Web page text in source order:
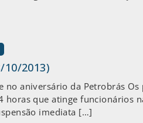
10/2013)
no aniversário da Petrobrás
horas que atinge funcionários
imediata […]